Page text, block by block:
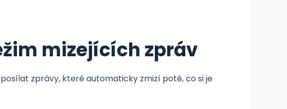
mizejících zpráv
zprávy, které automaticky zmizí poté, co si je